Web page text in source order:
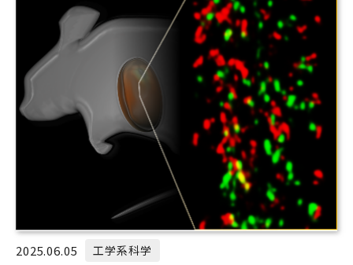
2025.06.05 工学系科学